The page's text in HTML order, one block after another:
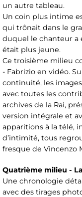
un autre tableau.
Un coin plus intime
qui trônait dans le
duquel le chanteur a
était plus jeune.
Ce troisième milieu
- Fabrizio en vidéo.
continuité, les
avec toutes les
archives de la Rai,
version intégrale et
apparitions à la télé,
d’intimité, tous
fresque de Vincenzo
Quatrième milieu -
Une chronologie
avec des tirages